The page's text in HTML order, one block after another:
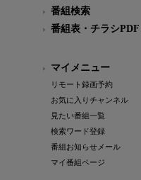
番組検索
番組表・チラシPDF
マイメニュー
リモート録画予約
お気に入りチャンネル
見たい番組一覧
検索ワード登録
番組お知らせメール
マイ番組ページ